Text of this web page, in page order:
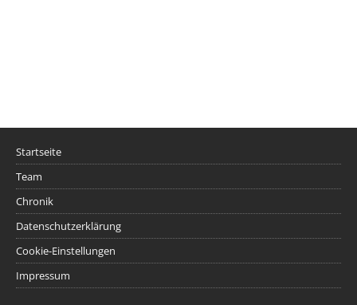
Startseite
Team
Chronik
Datenschutzerklärung
Cookie-Einstellungen
Impressum